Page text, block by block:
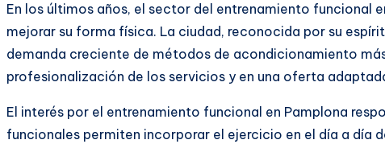
En los últimos años, el sector del entrenamiento funcional
mejorar su forma física. La ciudad, reconocida por su
demanda creciente de métodos de acondicionamiento
profesionalización de los servicios y en una oferta
El interés por el entrenamiento funcional en Pamplona
funcionales permiten incorporar el ejercicio en el día a día